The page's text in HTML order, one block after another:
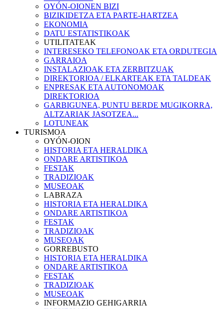
OYÓN-OIONEN BIZI
BIZIKIDETZA ETA PARTE-HARTZEA
EKONOMIA
DATU ESTATISTIKOAK
UTILITATEAK
INTERESEKO TELEFONOAK ETA ORDUTEGIA
GARRAIOA
INSTALAZIOAK ETA ZERBITZUAK
DIREKTORIOA / ELKARTEAK ETA TALDEAK
ENPRESAK ETA AUTONOMOAK
DIREKTORIOA
GARBIGUNEA, PUNTU BERDE MUGIKORRA,
ALTZARIAK JASOTZEA...
LOTUNEAK
TURISMOA
OYÓN-OION
HISTORIA ETA HERALDIKA
ONDARE ARTISTIKOA
FESTAK
TRADIZIOAK
MUSEOAK
LABRAZA
HISTORIA ETA HERALDIKA
ONDARE ARTISTIKOA
FESTAK
TRADIZIOAK
MUSEOAK
GORREBUSTO
HISTORIA ETA HERALDIKA
ONDARE ARTISTIKOA
FESTAK
TRADIZIOAK
MUSEOAK
INFORMAZIO GEHIGARRIA